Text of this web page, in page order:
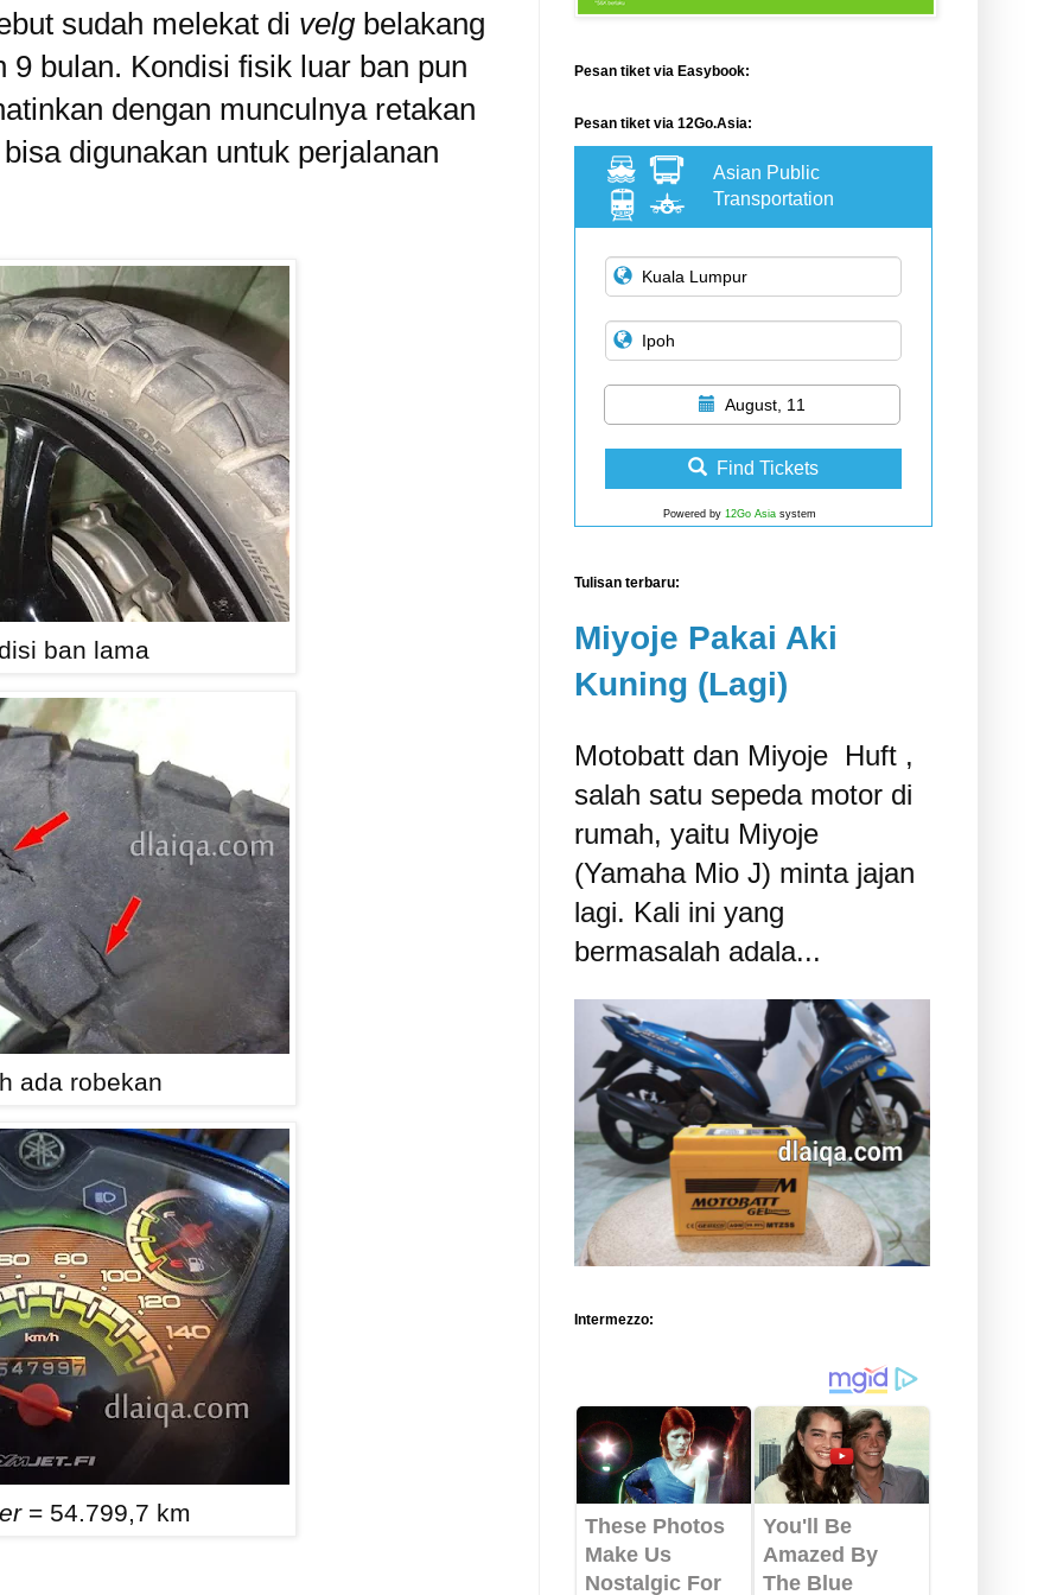
sudah melekat di velgbelakang
bulan. Kondisi fisik luar ban pun
dengan munculnya retakan
digunakan untuk perjalanan
ban lama
ada robekan
= 54.799,7 km
Pesan tiket via Easybook:
Pesan tiket via 12Go.Asia:
Asian Public
Transportation
August, 11
Find Tickets
Powered by 12Go Asia system
Tulisan terbaru:
Miyoje Pakai Aki
Kuning (Lagi)
Motobatt dan Miyoje ‎ Huft ,
salah satu sepeda motor di
rumah, yaitu Miyoje
(Yamaha Mio J) minta jajan
lagi. Kali ini yang
bermasalah adala...
Intermezzo: